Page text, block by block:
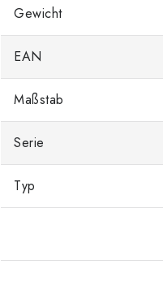
Gewicht
EAN
Maßstab
Serie
Typ